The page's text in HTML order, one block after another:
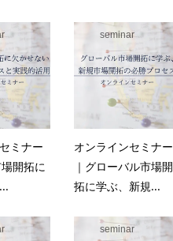
ミナー
場開拓に
seminar
オンラインセミナー
｜グローバル市場開
拓に学ぶ、新規...
seminar